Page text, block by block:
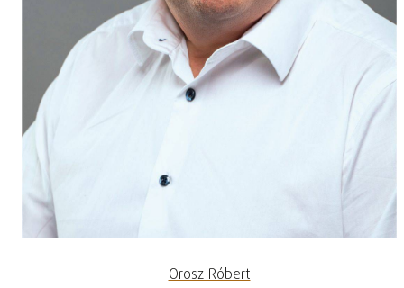
Orosz Róbert